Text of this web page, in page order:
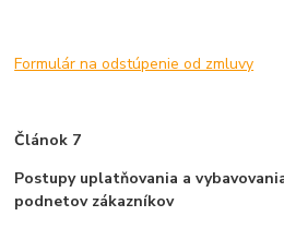
Formulár na odstúpenie od zmluvy
Článok 7
Postupy uplatňovania a
podnetov zákazníkov